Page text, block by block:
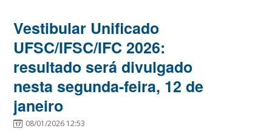
Vestibular Unificado
UFSC/IFSC/IFC 2026:
resultado será divulgado
nesta segunda-feira, 12 de
janeiro
08/01/2026 12:53